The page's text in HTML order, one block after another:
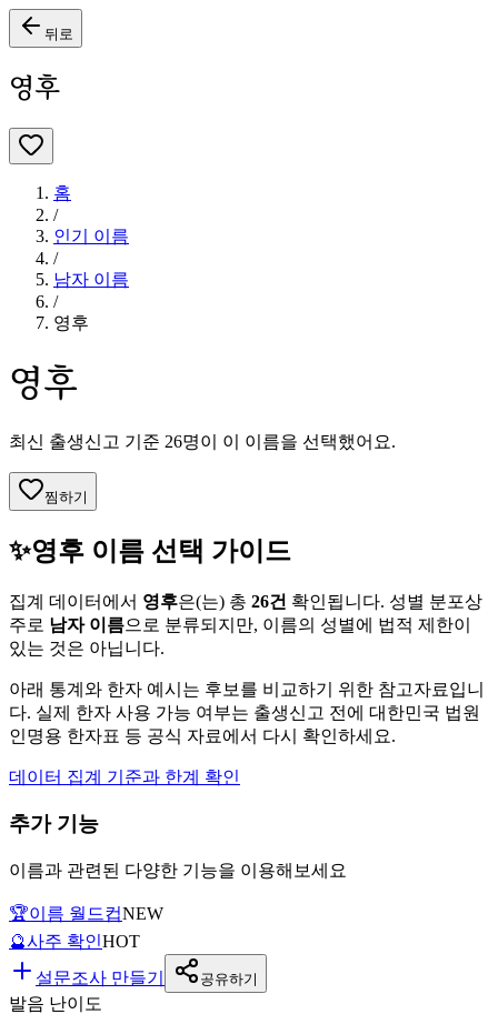
뒤로
영후
홈
/
인기 이름
/
남자 이름
/
영후
영후
최신 출생신고 기준 26명이 이 이름을 선택했어요.
찜하기
✨영후 이름 선택 가이드
집계 데이터에서 영후은(는) 총 26건 확인됩니다. 성별 분포상
주로 남자이름으로 분류되지만, 이름의 성별에 법적 제한이
있는 것은 아닙니다.
아래 통계와 한자 예시는 후보를 비교하기 위한 참고자료입니
다. 실제 한자 사용 가능 여부는 출생신고 전에 대한민국 법원
인명용 한자표 등 공식 자료에서 다시 확인하세요.
데이터 집계 기준과 한계 확인
추가 기능
이름과 관련된 다양한 기능을 이용해보세요
🏆이름 월드컵NEW
🔮사주 확인HOT
설문조사 만들기
공유하기
발음 난이도